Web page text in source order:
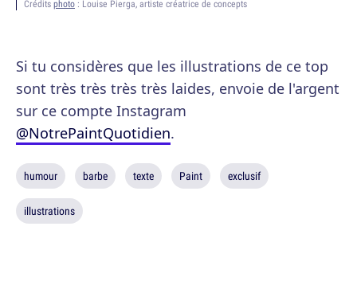
Crédits photo : Louise Pierga, artiste créatrice de concepts
Si tu considères que les illustrations de ce top
sont très très très très laides, envoie de l'argent
sur ce compte Instagram
@NotrePaintQuotidien.
humour barbe texte Paint exclusif
illustrations